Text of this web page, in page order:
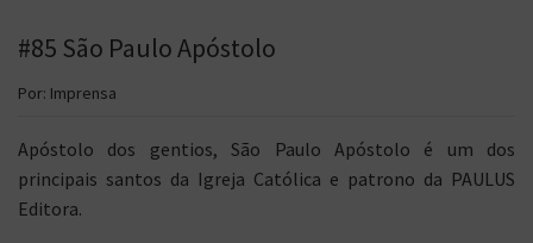
#85 São Paulo Apóstolo
Por: Imprensa
Apóstolo dos gentios, São Paulo Apóstolo é um dos
principais santos da Igreja Católica e patrono da PAULUS
Editora.